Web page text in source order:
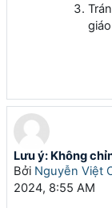
Lưu ý: Không
Bởi Nguyễn Việt
2024, 8:55 AM